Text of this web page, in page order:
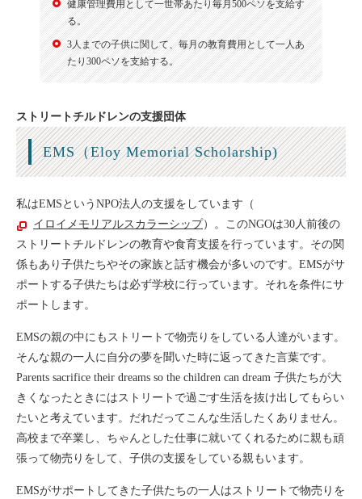
健康管理費用として一世帯あたり毎月500ペソを支給す
る。
3人までの子供に関して、毎月の教育費用として一人あ
たり300ペソを支給する。
ストリートチルドレンの支援団体
EMS（Eloy Memorial Scholarship)
私はEMSというNPO法人の支援をしています（
イロイメモリアルスカラーシップ）。このNGOは30人前後の
ストリートチルドレンの教育や食育支援を行っています。その関
係もあり子供たちやその家族と話す機会が多いのです。EMSがサ
ポートする子供たちは必ず学校に行っています。それを条件にサ
ポートします。
EMSの親の中にもストリートで物売りをしている人達がいます。
そんな親の一人に自分の夢を聞いた時に返ってきた言葉です。
Parents sacrifice their dreams so the children can dream 子供たちが大
きくなったときにはストリートで過ごす生活を抜け出してもらい
たいと考えています。だれだってこんな生活したくありません。
高校まで卒業し、ちゃんとした仕事に就いてくれるために親も頑
張って物売りをして、子供の支援をしている親もいます。
EMSがサポートしてきた子供たちの一人はストリートで物売りを